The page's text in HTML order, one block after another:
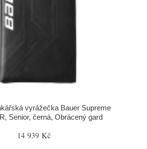
vyrážečka Bauer Supreme
Senior, černá, Obrácený gard
14 939 Kč